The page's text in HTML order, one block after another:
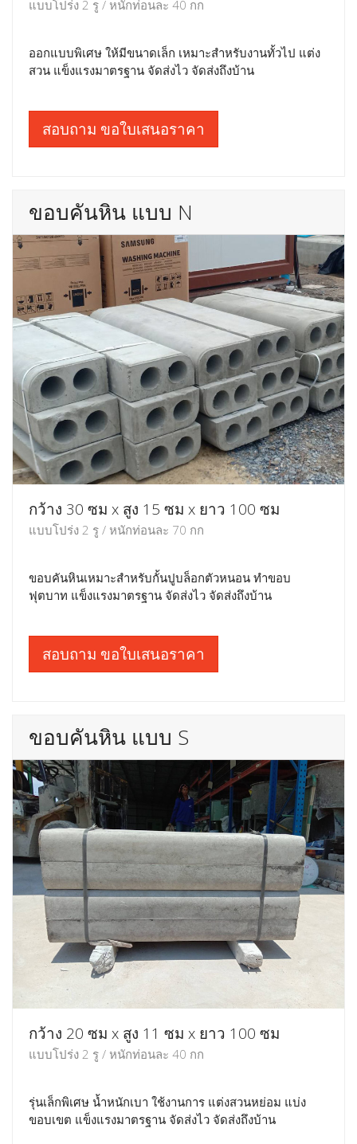
แบบโปร่ง 2 รู / หนักท่อนละ 40 กก
ออกแบบพิเศษ ให้มีขนาดเล็ก เหมาะสำหรับงานทั้วไป แต่ง
สวน แข็งแรงมาตรฐาน จัดส่งไว จัดส่งถึงบ้าน
สอบถาม ขอใบเสนอราคา
ขอบคันหิน แบบ N
กว้าง 30 ซม x สูง 15 ซม x ยาว 100 ซม
แบบโปร่ง 2 รู / หนักท่อนละ 70 กก
ขอบคันหินเหมาะสำหรับกั้นปูบล็อกตัวหนอน ทำขอบ
ฟุตบาท แข็งแรงมาตรฐาน จัดส่งไว จัดส่งถึงบ้าน
สอบถาม ขอใบเสนอราคา
ขอบคันหิน แบบ S
กว้าง 20 ซม x สูง 11 ซม x ยาว 100 ซม
แบบโปร่ง 2 รู / หนักท่อนละ 40 กก
รุ่นเล็กพิเศษ น้ำหนักเบา ใช้งานการ แต่งสวนหย่อม แบ่ง
ขอบเขต แข็งแรงมาตรฐาน จัดส่งไว จัดส่งถึงบ้าน